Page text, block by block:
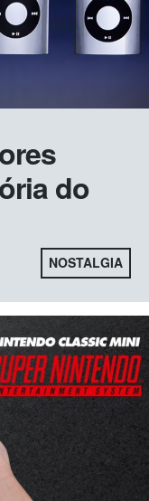
do
NOSTALGIA